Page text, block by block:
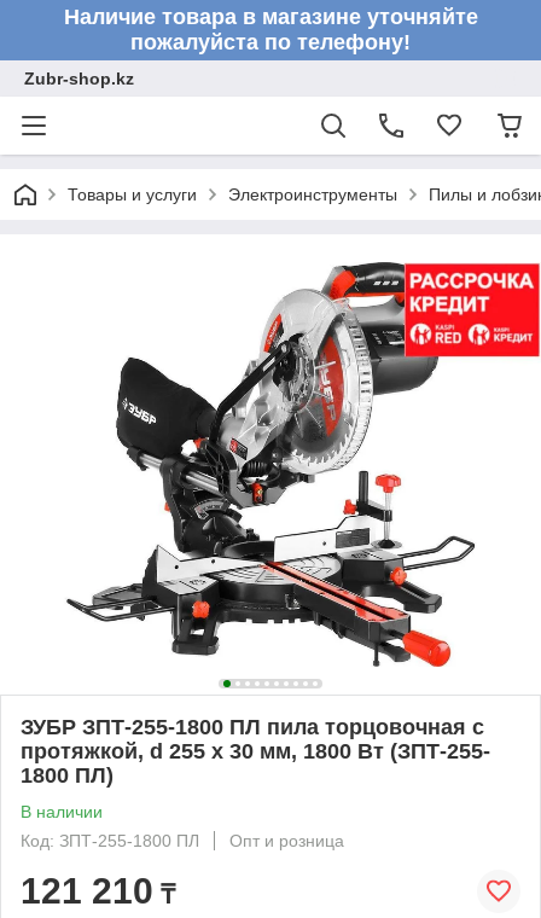
Наличие товара в магазине уточняйте
пожалуйста по телефону!
Zubr-shop.kz
Товары и услуги Электроинструменты Пилы и
ЗУБР ЗПТ-255-1800 ПЛ пила торцовочная с
протяжкой, d 255 х 30 мм, 1800 Вт (ЗПТ-255-
1800 ПЛ)
В наличии
Код: ЗПТ-255-1800 ПЛ
Опт и розница
121 210 ₸